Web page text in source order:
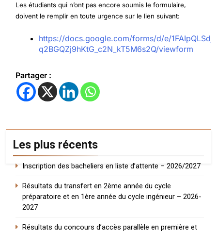
Les étudiants qui n’ont pas encore soumis le formulaire,
doivent le remplir en toute urgence sur le lien suivant:
https://docs.google.com/forms/d/e/
q2BGQZj9hKtG_c2N_kT5M6s2Q/viewform
Partager :
Les plus récents
Inscription des bacheliers en liste d’attente – 2026/2027
Résultats du transfert en 2ème année du cycle
préparatoire et en 1ère année du cycle ingénieur – 2026-
2027
Résultats du concours d’accès parallèle en première et